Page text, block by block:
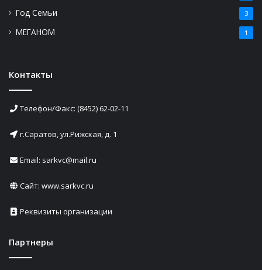
Год Семьи 3
МЕГАНОМ 1
Контакты
Телефон/Факс: (8452) 62-02-11
г.Саратов, ул.Рижская, д. 1
Email: sarkvc@mail.ru
Сайт: www.sarkvc.ru
Реквизиты организации
Партнеры